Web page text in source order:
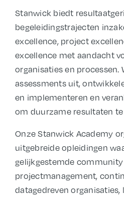
Stanwick biedt
begeleidingstrajecten
excellence, project
excellence met aandacht
organisaties en processen.
assessments uit,
en implementeren en
om duurzame resultaten
Onze Stanwick Academy
uitgebreide opleidingen
gelijkgestemde
projectmanagement,
datagedreven organisaties,